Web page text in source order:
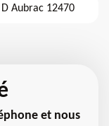
Aubrac 12470
et nous